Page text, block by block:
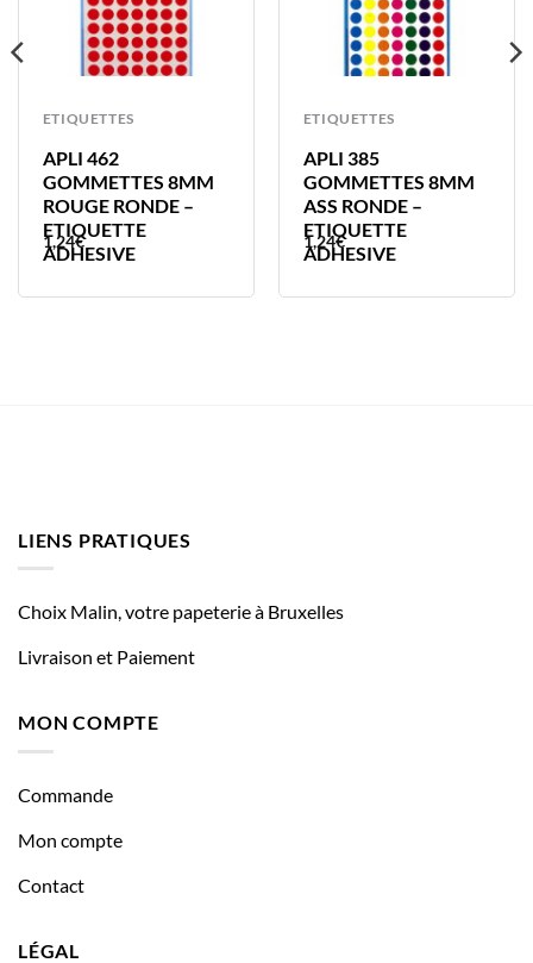
ETIQUETTES
APLI 462
GOMMETTES 8MM
ROUGE RONDE –
ETIQUETTE
ADHESIVE
1,24€
ETIQUETTES
APLI 385
GOMMETTES 8MM
ASS RONDE –
ETIQUETTE
ADHESIVE
1,24€
LIENS PRATIQUES
Choix Malin, votre papeterie à Bruxelles
Livraison et Paiement
MON COMPTE
Commande
Mon compte
Contact
LÉGAL